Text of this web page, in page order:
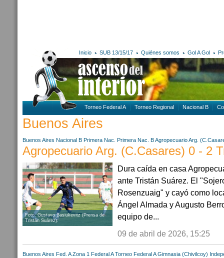
Inicio SUB 13/15/17 Quiénes somos Gol A Gol
Torneo Federal A Torneo Regional Nacional B
Buenos Aires
Buenos Aires Nacional B Primera Nac. Primera Nac. BAgropecuario Arg.
Agropecuario Arg. (C.Casares) 0 - 2
Foto: Gustavo Basiukevitz (Prensa de
Tristán Suárez).
Dura caída en casa
ante Tristán Suárez. El
Rosenzuaig" y cayó como
Ángel Almada y Augusto
equipo de...
09 de abril de 2026, 15:25
Buenos Aires Fed. A Zona 1 Federal A Torneo Federal A Gimnasia (Chivilcoy)